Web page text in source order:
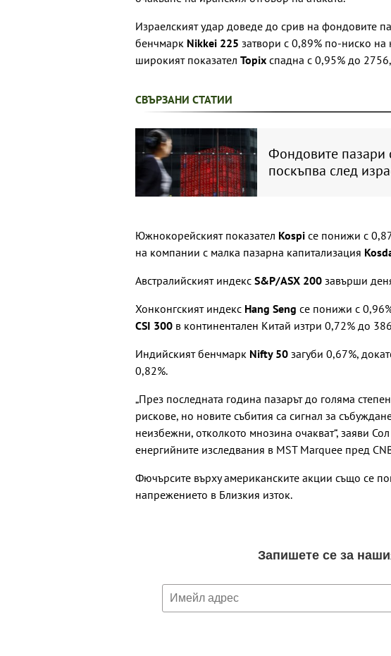
Израелският удар доведе до срив на фондовите
бенчмарк Nikkei 225 затвори с 0,89% по-ниско
широкият показател Topix спадна с 0,95% до
СВЪРЗАНИ СТАТИИ
Фондовите пазари
поскъпва след
Южнокорейският показател Kospi се понижи с
на компании с малка пазарна капитализация
Австралийският индекс S&P/ASX 200 завърши
Хонконгският индекс Hang Seng се понижи с
CSI 300 в континентален Китай изтри 0,72% до
Индийският бенчмарк Nifty 50 загуби 0,67%,
0,82%.
„През последната година пазарът до голяма
рискове, но новите събития са сигнал за
неизбежни, отколкото мнозина очакват“, заяви
енергийните изследвания в MST Marquee пред
Фючърсите върху американските акции също се
напрежението в Близкия изток.